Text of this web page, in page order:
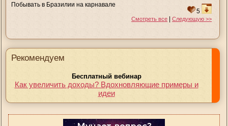
Побывать в Бразилии на карнавале
5
Смотреть все | Следующую >>
Рекомендуем
Бесплатный вебинар
Как увеличить доходы? Вдохновляющие примеры и
идеи